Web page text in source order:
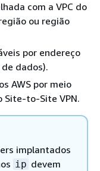
com a VPC do
ou região
por endereço
dados).
AWS por meio
Site-to-Site VPN.
implantados
ip devem